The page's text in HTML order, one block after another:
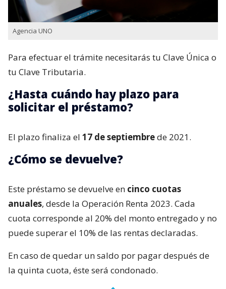
Agencia UNO
Para efectuar el trámite necesitarás tu Clave Única o
tu Clave Tributaria.
¿Hasta cuándo hay plazo para
solicitar el préstamo?
El plazo finaliza el 17 de septiembrede 2021.
¿Cómo se devuelve?
Este préstamo se devuelve en cinco cuotas
anuales, desde la Operación Renta 2023. Cada
cuota corresponde al 20% del monto entregado y no
puede superar el 10% de las rentas declaradas.
En caso de quedar un saldo por pagar después de
la quinta cuota, éste será condonado.